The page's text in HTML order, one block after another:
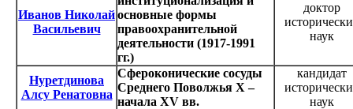
Иванов Николай
Васильевич
основные формы
правоохранительной
деятельности (1917-1991
гг.)
доктор
наук
Нуретдинова
Алсу Ренатовна
Сфероконические сосуды
Среднего Поволжья X –
начала XV вв.
кандидат
наук